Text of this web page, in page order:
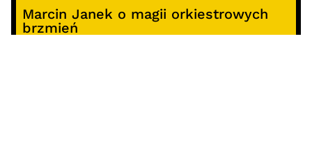
Marcin Janek o magii orkiestrowych
brzmień